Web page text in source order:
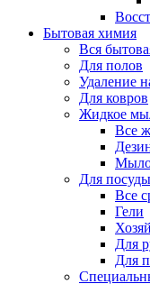
Бытовая химия
Вся
Для полов
Удаление
Для ковров
Жидкое
Все
Для посуды
Все
Гели
Для
Для